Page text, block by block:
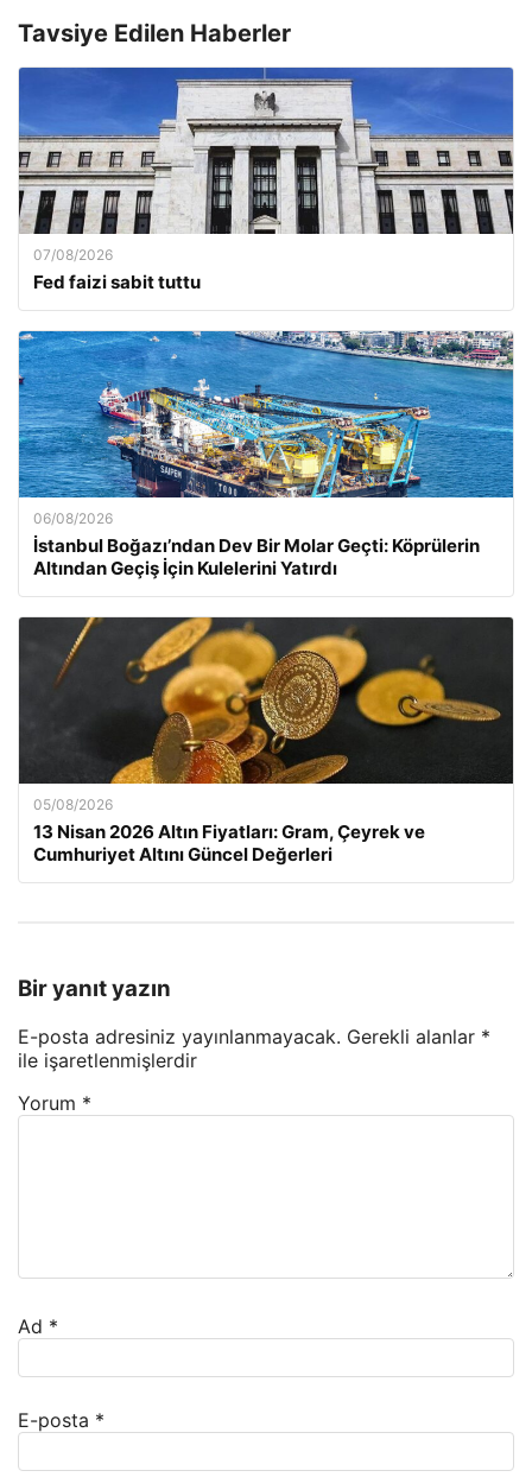
Tavsiye Edilen Haberler
07/08/2026
Fed faizi sabit tuttu
06/08/2026
İstanbul Boğazı’ndan Dev Bir Molar Geçti: Köprülerin
Altından Geçiş İçin Kulelerini Yatırdı
05/08/2026
13 Nisan 2026 Altın Fiyatları: Gram, Çeyrek ve
Cumhuriyet Altını Güncel Değerleri
Bir yanıt yazın
E-posta adresiniz yayınlanmayacak. Gerekli alanlar *
ile işaretlenmişlerdir
Yorum *
Ad *
E-posta *